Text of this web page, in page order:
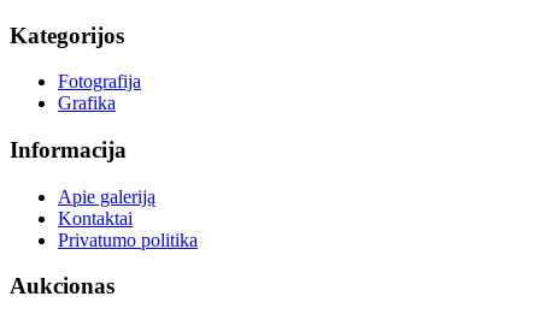
Kategorijos
Fotografija
Grafika
Informacija
Apie galeriją
Kontaktai
Privatumo politika
Aukcionas